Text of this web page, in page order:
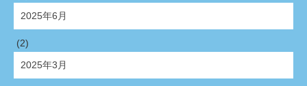
2025年6月
(2)
2025年3月